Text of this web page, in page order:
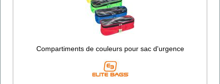
Compartiments de couleurs pour sac d'urgence